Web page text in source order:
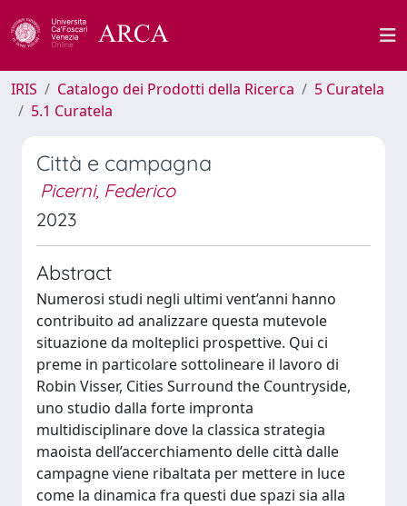
IRIS Catalogo dei Prodotti della Ricerca
5 Curatela
5.1 Curatela
Città e campagna
Picerni, Federico
2023
Abstract
Numerosi studi negli ultimi vent’anni hanno
contribuito ad analizzare questa mutevole
situazione da molteplici prospettive. Qui ci
preme in particolare sottolineare il lavoro di
Robin Visser, Cities Surround the Countryside,
uno studio dalla forte impronta
multidisciplinare dove la classica strategia
maoista dell’accerchiamento delle città dalle
campagne viene ribaltata per mettere in luce
come la dinamica fra questi due spazi sia alla